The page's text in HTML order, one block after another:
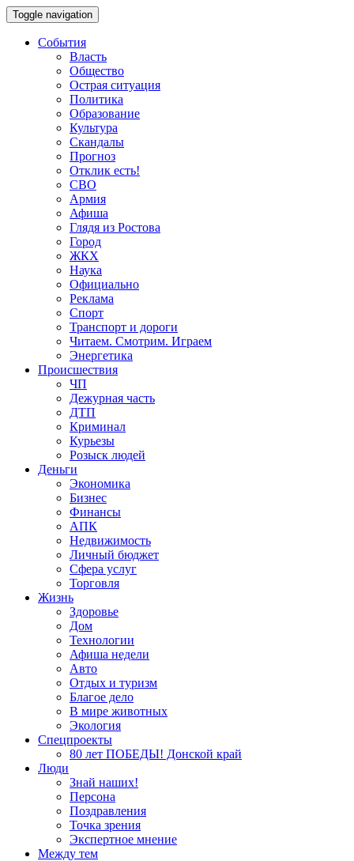
Toggle navigation
События
Власть
Общество
Острая ситуация
Политика
Образование
Культура
Скандалы
Прогноз
Отклик есть!
СВО
Армия
Афиша
Глядя из Ростова
Город
ЖКХ
Наука
Официально
Реклама
Спорт
Транспорт и дороги
Читаем. Смотрим. Играем
Энергетика
Происшествия
ЧП
Дежурная часть
ДТП
Криминал
Курьезы
Розыск людей
Деньги
Экономика
Бизнес
Финансы
АПК
Недвижимость
Личный бюджет
Сфера услуг
Торговля
Жизнь
Здоровье
Дом
Технологии
Афиша недели
Авто
Отдых и туризм
Благое дело
В мире животных
Экология
Спецпроекты
80 лет ПОБЕДЫ! Донской край
Люди
Знай наших!
Персона
Поздравления
Точка зрения
Экспертное мнение
Между тем